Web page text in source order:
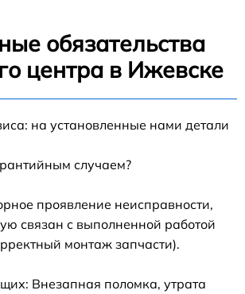
обязательства
центра в Ижевске
на установленные нами детали
случаем?
проявление неисправности,
связан с выполненной работой
монтаж запчасти).
Внезапная поломка, утрата